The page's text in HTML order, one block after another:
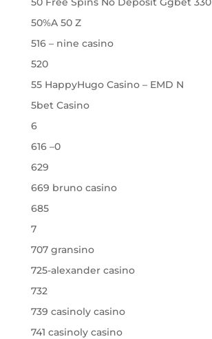
50%A 50 Z
516 – nine casino
520
55 HappyHugo Casino – EMD N
5bet Casino
6
616 –0
629
669 bruno casino
685
7
707 gransino
725-alexander casino
732
739 casinoly casino
741 casinoly casino